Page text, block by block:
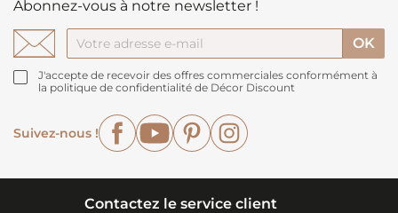
Abonnez-vous à notre newsletter !
J'accepte de recevoir des offres commerciales conformément à
la politique de confidentialité de Décor Discount
Suivez-nous !
FacebookYouTubePinterest
Contactez le service client